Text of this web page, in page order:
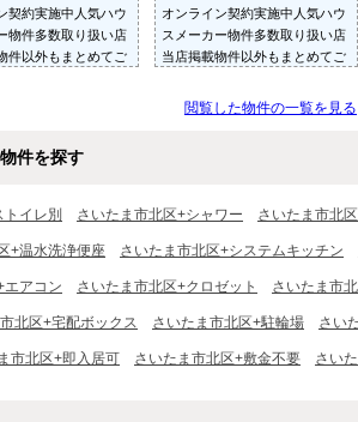
契約実施中人気ハウ
物件多数取り扱い店
件以外もまとめてご
オンライン契約実施中人気ハウ
スメーカー物件多数取り扱い店
当店掲載物件以外もまとめてご
お部屋を多数ご紹介させていた
閲覧した物件の一覧を見る
件を探す
トイレ別 さいたま市北区+シャワー さいたま市北
+温水洗浄便座 さいたま市北区+システムキッチン
エアコン さいたま市北区+クロゼット さいたま市
北区+宅配ボックス さいたま市北区+駐輪場 さい
市北区+即入居可 さいたま市北区+敷金不要 さい